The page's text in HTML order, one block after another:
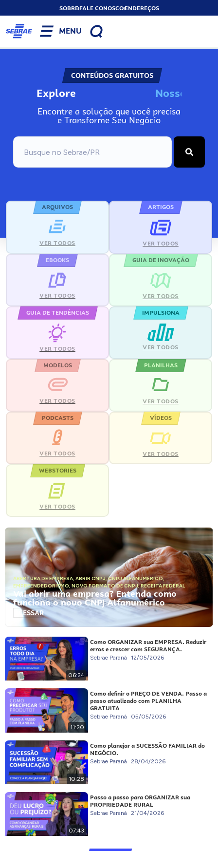
SOBREFALE CONOSCOENDEREÇOS
MENU
CONTEÚDOS GRATUITOS
Explore No
Encontre a solução que você precisa
e Transforme Seu Negócio
ARQUIVOS
VER TODOS
ARTIGOS
VER TODOS
EBOOKS
VER TODOS
GUIA DE INOVAÇÃO
VER TODOS
GUIA DE TENDÊNCIAS
VER TODOS
IMPULSIONA
VER TODOS
MODELOS
VER TODOS
PLANILHAS
VER TODOS
PODCASTS
VER TODOS
VÍDEOS
VER TODOS
WEBSTORIES
VER TODOS
ABERTURA DE EMPRESA, ABRIR CNPJ,CNPJ ALFANUMÉRICO,
EMPREENDEDORISMO, NOVO FORMATO DE CNPJ,RECEITA FEDERAL
Vai abrir uma empresa? Entenda como
funciona o novo CNPJ Alfanumérico
ACESSAR
06:24
Como ORGANIZAR sua EMPRESA. Reduzir
erros e crescer com SEGURANÇA.
Sebrae Paraná 12/05/2026
11:20
Como definir o PREÇO DE VENDA. Passo a
passo atualizado com PLANILHA
GRATUITA
Sebrae Paraná 05/05/2026
10:28
Como planejar a SUCESSÃO FAMILIAR do
NEGÓCIO.
Sebrae Paraná 28/04/2026
07:43
Passo a passo para ORGANIZAR sua
PROPRIEDADE RURAL
Sebrae Paraná 21/04/2026